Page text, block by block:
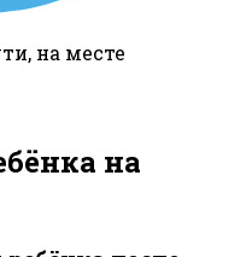
на месте
на